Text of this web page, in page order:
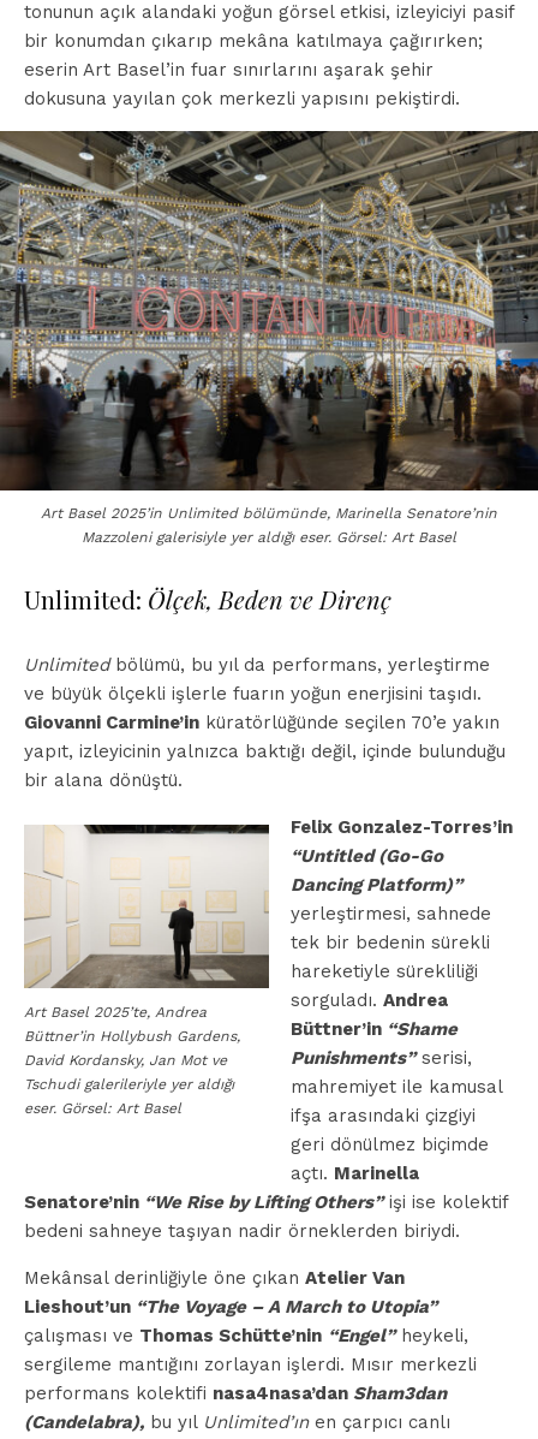
tonunun açık alandaki yoğun görsel etkisi, izleyiciyi pasif
bir konumdan çıkarıp mekâna katılmaya çağırırken;
eserin Art Basel’in fuar sınırlarını aşarak şehir
dokusuna yayılan çok merkezli yapısını pekiştirdi.
Art Basel 2025’in Unlimited bölümünde, Marinella Senatore’nin
Mazzoleni galerisiyle yer aldığı eser. Görsel: Art Basel
Unlimited: Ölçek, Beden ve Direnç
Unlimitedbölümü, bu yıl da performans, yerleştirme
ve büyük ölçekli işlerle fuarın yoğun enerjisini taşıdı.
Giovanni Carmine’in küratörlüğünde seçilen 70’e yakın
yapıt, izleyicinin yalnızca baktığı değil, içinde bulunduğu
bir alana dönüştü.
Art Basel 2025’te, Andrea
Büttner’in Hollybush Gardens,
David Kordansky, Jan Mot ve
Tschudi galerileriyle yer aldığı
eser. Görsel: Art Basel
Felix Gonzalez-Torres’in
“Untitled (Go-Go
Dancing Platform)”
yerleştirmesi, sahnede
tek bir bedenin sürekli
hareketiyle sürekliliği
sorguladı.Andrea
Büttner’in “Shame
Punishments”serisi,
mahremiyet ile kamusal
ifşa arasındaki çizgiyi
geri dönülmez biçimde
açtı. Marinella
Senatore’nin “We Rise by Lifting Others”işi ise kolektif
bedeni sahneye taşıyan nadir örneklerden biriydi.
Mekânsal derinliğiyle öne çıkan Atelier Van
Lieshout’un “The Voyage – A March to Utopia”
çalışması ve Thomas Schütte’nin “Engel”heykeli,
sergileme mantığını zorlayan işlerdi. Mısır merkezli
performans kolektifi nasa4nasa’dan Sham3dan
(Candelabra), bu yıl Unlimited’ınen çarpıcı canlı